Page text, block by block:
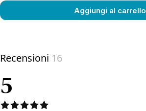
Aggiungi al carrello
Recensioni 16
5